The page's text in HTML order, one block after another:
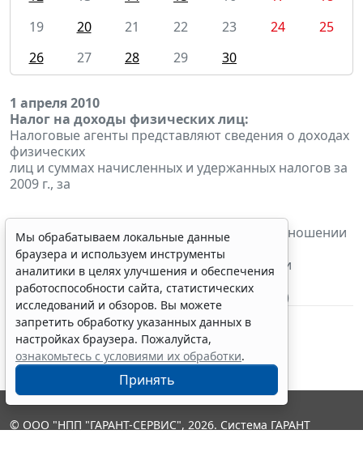
19
20 21 22 23 24
25
26
27 28 29 30
1 апреля 2010
Налог на доходы физических лиц:
Налоговые агенты представляют сведения о доходах
физических
лиц и суммах начисленных и удержанных налогов за
2009 г., за
исключением кредитных организаций (в отношении
представления
сведений о доходах, полученных клиентами
указанных кредитных
организаций в виде материальной выгоды)
Мы обрабатываем локальные данные
браузера и используем инструменты
аналитики в целях улучшения и обеспечения
работоспособности сайта, статистических
исследований и обзоров. Вы можете
запретить обработку указанных данных в
настройках браузера. Пожалуйста,
ознакомьтесь с условиями их обработки.
Принять
© ООО "НПП "ГАРАНТ-СЕРВИС", 2026. Система ГАРАНТ